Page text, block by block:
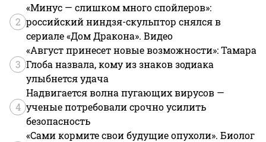
2
«Минус — слишком много спойлеров»:
российский ниндзя-скульптор снялся в
сериале «Дом Дракона». Видео
3
«Август принесет новые возможности»: Тамара
Глоба назвала, кому из знаков зодиака
улыбнется удача
4
Надвигается волна пугающих вирусов —
ученые потребовали срочно усилить
безопасность
«Сами кормите свои будущие опухоли». Биолог